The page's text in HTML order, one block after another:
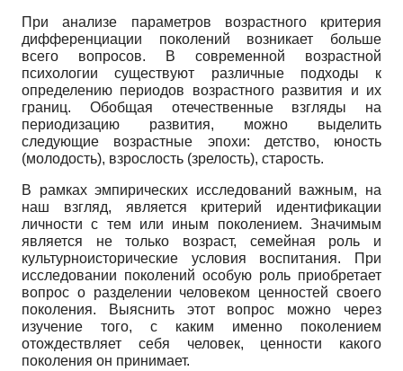
При анализе параметров возрастного критерия
дифференциации поколений возникает больше
всего вопросов. В современной возрастной
психологии существуют различные подходы к
определению периодов возрастного развития и их
границ. Обобщая отечественные взгляды на
периодизацию развития, можно выделить
следующие возрастные эпохи: детство, юность
(молодость), взрослость (зрелость), старость.
В рамках эмпирических исследований важным, на
наш взгляд, является критерий идентификации
личности с тем или иным поколением. Значимым
является не только возраст, семейная роль и
культурно­исторические условия воспитания. При
исследовании поколений особую роль приобретает
вопрос о разделении человеком ценностей своего
поколения. Выяснить этот вопрос можно через
изучение того, с каким именно поколением
отождествляет себя человек, ценности какого
поколения он принимает.